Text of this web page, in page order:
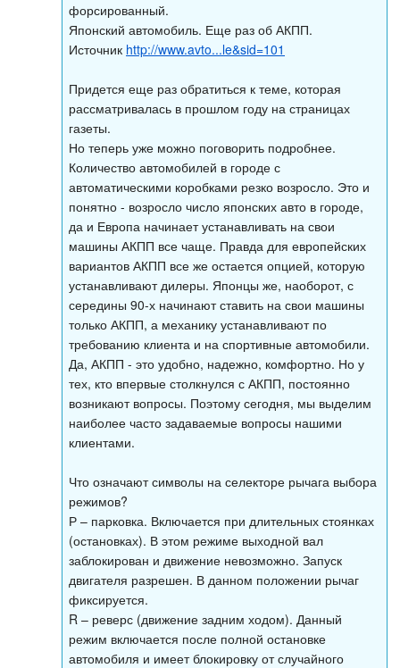
форсированный.
Японский автомобиль. Еще раз об АКПП.
Источник http://www.avto...le&sid=101
Придется еще раз обратиться к теме, которая
рассматривалась в прошлом году на страницах
газеты.
Но теперь уже можно поговорить подробнее.
Количество автомобилей в городе с
автоматическими коробками резко возросло. Это и
понятно - возросло число японских авто в городе,
да и Европа начинает устанавливать на свои
машины АКПП все чаще. Правда для европейских
вариантов АКПП все же остается опцией, которую
устанавливают дилеры. Японцы же, наоборот, с
середины 90-х начинают ставить на свои машины
только АКПП, а механику устанавливают по
требованию клиента и на спортивные автомобили.
Да, АКПП - это удобно, надежно, комфортно. Но у
тех, кто впервые столкнулся с АКПП, постоянно
возникают вопросы. Поэтому сегодня, мы выделим
наиболее часто задаваемые вопросы нашими
клиентами.
Что означают символы на селекторе рычага выбора
режимов?
Р – парковка. Включается при длительных стоянках
(остановках). В этом режиме выходной вал
заблокирован и движение невозможно. Запуск
двигателя разрешен. В данном положении рычаг
фиксируется.
R – реверс (движение задним ходом). Данный
режим включается после полной остановке
автомобиля и имеет блокировку от случайного